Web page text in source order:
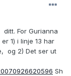
For Gurianna
1) i linje 13 har
og 2) Det ser ut
Sh